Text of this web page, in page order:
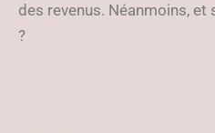
des revenus. Néanmoins,
?